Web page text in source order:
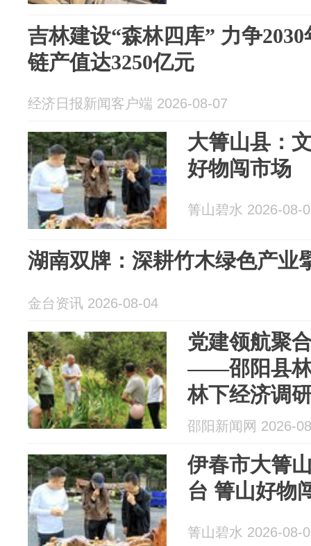
吉林建设“森林四库” 力争
链产值达3250亿元
经济日报新闻客户端 2026-08-07
大箐山县：
好物闯市场
箐山碧水 2026-08-
湖南双牌：深耕竹木绿色产业
金台资讯 2026-08-04
党建领航聚
——邵阳县林
林下经济调
邵阳新闻网 2026-
伊春市大箐
台 箐山好物
箐山碧水 2026-08-